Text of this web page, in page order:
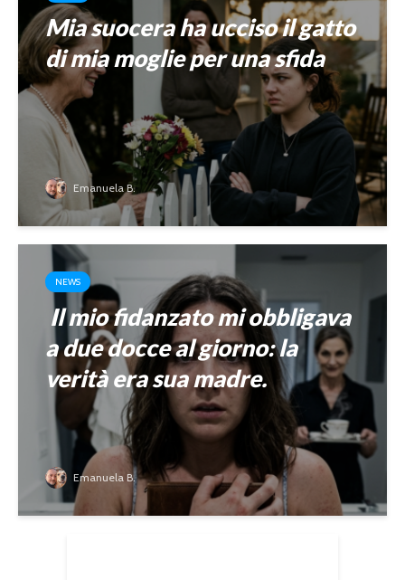
Mia suocera ha ucciso il gatto
di mia moglie per una sfida
Emanuela B.
NEWS
Il mio fidanzato mi obbligava
a due docce al giorno: la
verità era sua madre.
Emanuela B.